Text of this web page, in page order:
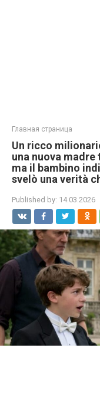
Главная страница
Un ricco
una nuova
ma il bambino
svelò una verità
Published by: 14.03.2026